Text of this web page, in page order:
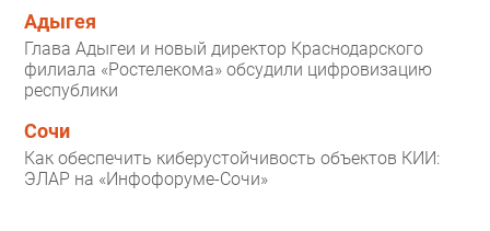
Адыгея
Глава Адыгеи и новый директор Краснодарского
филиала «Ростелекома» обсудили цифровизацию
республики
Сочи
Как обеспечить киберустойчивость объектов КИИ:
ЭЛАР на «Инфофоруме-Сочи»